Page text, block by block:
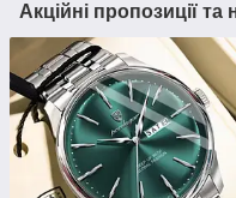
Акційні пропозиції та